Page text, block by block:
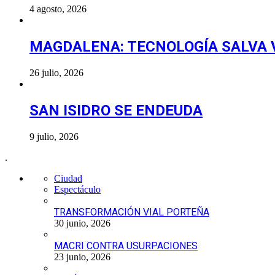
4 agosto, 2026
MAGDALENA: TECNOLOGÍA SALVA
26 julio, 2026
SAN ISIDRO SE ENDEUDA
9 julio, 2026
.
Ciudad
Espectáculo
TRANSFORMACIÓN VIAL PORTEÑA
30 junio, 2026
MACRI CONTRA USURPACIONES
23 junio, 2026